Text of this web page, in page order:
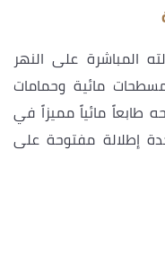
المباشرة على النهر
مائية وحمامات
طابعاً مائياً مميزاً في
إطلالة مفتوحة على